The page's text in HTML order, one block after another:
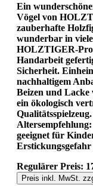
Ein
Vögel von
zauberhafte
wunderbar in
HOLZTIGER-
Handarbeit
Sicherheit.
nachhaltigem
Beizen und Lacke
ein ökologisch
geeignet für
Regulärer Preis:
Preis inkl. MwSt.